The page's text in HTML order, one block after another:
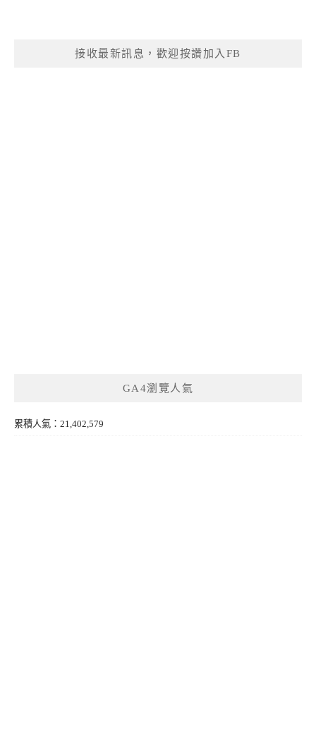
接收最新訊息，歡迎按讚加入FB
GA4瀏覽人氣
累積人氣：21,402,579